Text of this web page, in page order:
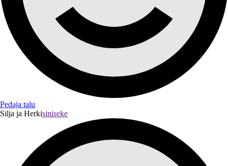
Pedaja talu
Silja ja Herkisiniseke